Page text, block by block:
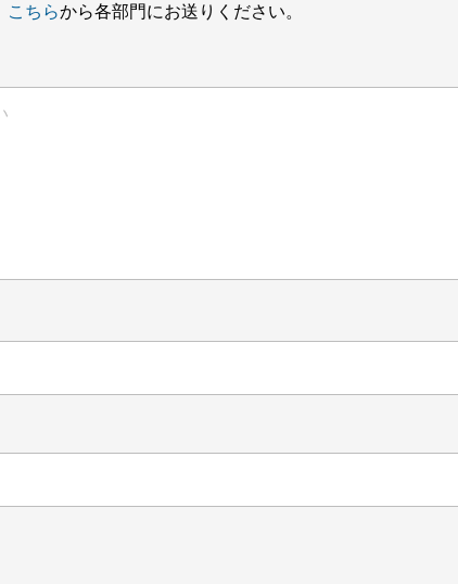
こちらから各部門にお送りください。